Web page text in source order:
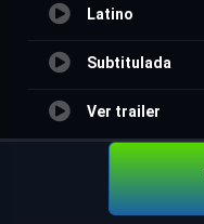
Latino
Subtitulada
Ver trailer